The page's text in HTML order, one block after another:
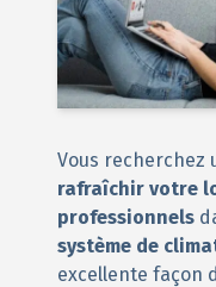
Vous recherchez
rafraîchir votre
professionnels
système de
excellente façon